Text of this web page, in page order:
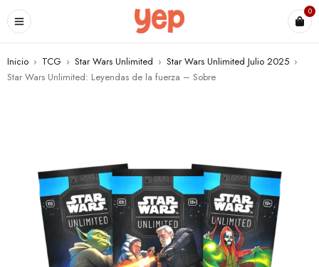
0
Inicio › TCG › Star Wars Unlimited › Star Wars Unlimited Julio 2025 ›
Star Wars Unlimited: Leyendas de la fuerza – Sobre